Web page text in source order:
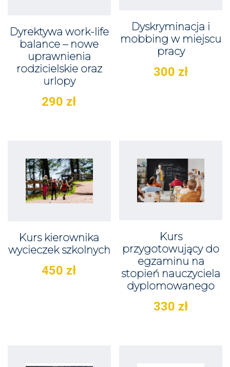
Dyrektywa work-life
balance – nowe
uprawnienia
rodzicielskie oraz
urlopy
290 zł
Dyskryminacja i
mobbing w miejscu
pracy
300 zł
Kurs kierownika
wycieczek szkolnych
450 zł
Kurs
przygotowujący do
egzaminu na
stopień nauczyciela
dyplomowanego
330 zł